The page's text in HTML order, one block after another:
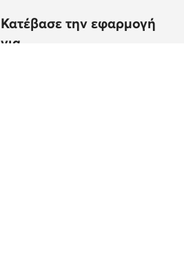
Κατέβασε την εφαρμογή
για